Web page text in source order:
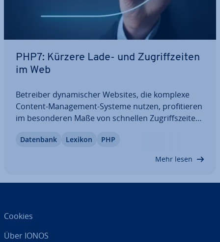
PHP7: Kürzere Lade- und Zu­griff­zei­ten
im Web
Betreiber dy­na­mi­scher Websites, die komplexe
Content-Ma­nage­ment-Systeme nutzen, pro­fi­tie­ren
im be­son­de­ren Maße von schnellen Zu­griffs­zei­ten.
sorgen so für eine größere Nut­zer­freund­lich­keit.
Datenbank Lexikon PHP
Mehr lesen
Cookies
Über IONOS